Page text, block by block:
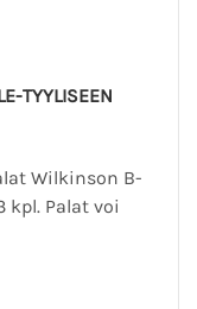
TYYLISEEN
Wilkinson B-
kpl. Palat voi